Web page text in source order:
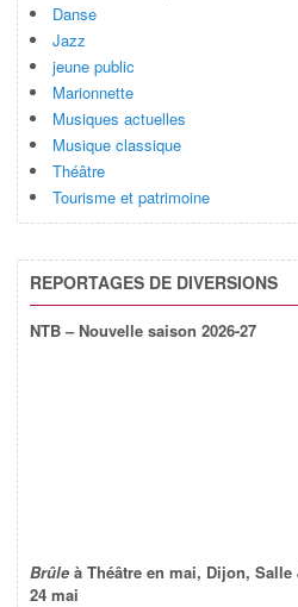
Danse
Jazz
jeune public
Marionnette
Musiques actuelles
Musique classique
Théâtre
Tourisme et patrimoine
REPORTAGES DE DIVERSIONS
NTB – Nouvelle saison 2026-27
Brûle à Théâtre en mai, Dijon,
24 mai